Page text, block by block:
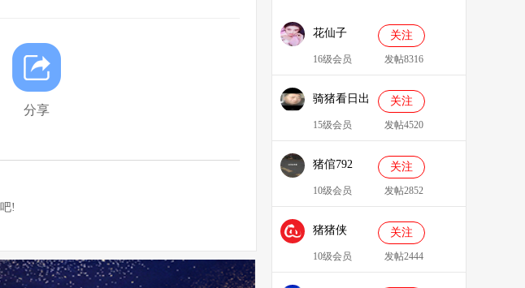
分享
!
花仙子 关注
16级会员 发帖8316
骑猪看日出 关注
15级会员 发帖4520
猪倌792 关注
10级会员 发帖2852
猪猪侠
086349
关注
10级会员 发帖2444